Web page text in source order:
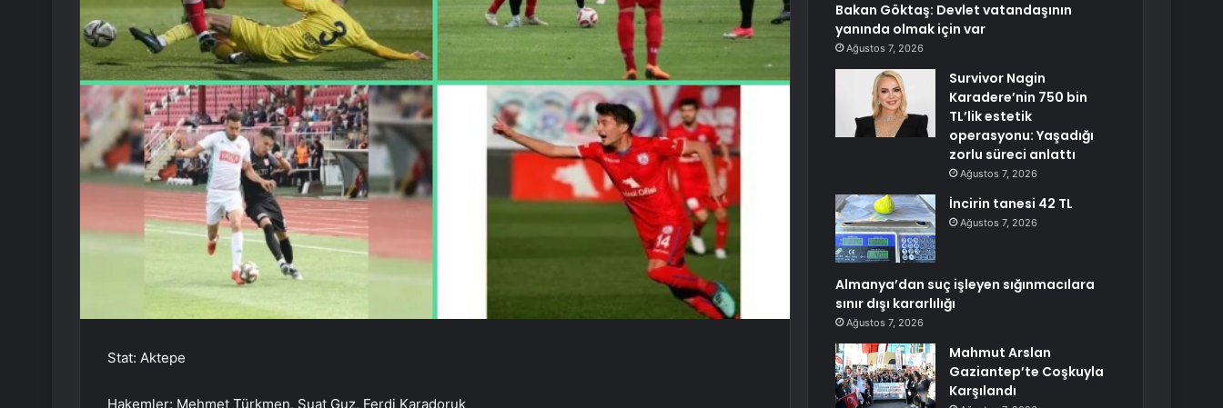
Stat: Aktepe
Hakemler: Mehmet Türkmen, Suat Guz, Ferdi Karadoruk
Bakan Göktaş: Devlet vatandaşının
yanında olmak için var
Ağustos 7, 2026
Survivor Nagin
Karadere’nin 750 bin
TL’lik estetik
operasyonu: Yaşadığı
zorlu süreci anlattı
Ağustos 7, 2026
İncirin tanesi 42 TL
Ağustos 7, 2026
Almanya’dan suç işleyen sığınmacılara
sınır dışı kararlılığı
Ağustos 7, 2026
Mahmut Arslan
Gaziantep’te Coşkuyla
Karşılandı